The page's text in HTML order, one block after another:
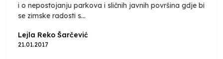
i o nepostojanju parkova i sličnih javnih površina gdje bi
se zimske radosti s...
Lejla Reko Šarčević
21.01.2017